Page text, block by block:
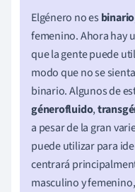
Elgénero no es binario
femenino. Ahora hay
que la gente puede
modo que no se
binario. Algunos de
génerofluido,
a pesar de la gran
puede utilizar para
centrará
masculino y